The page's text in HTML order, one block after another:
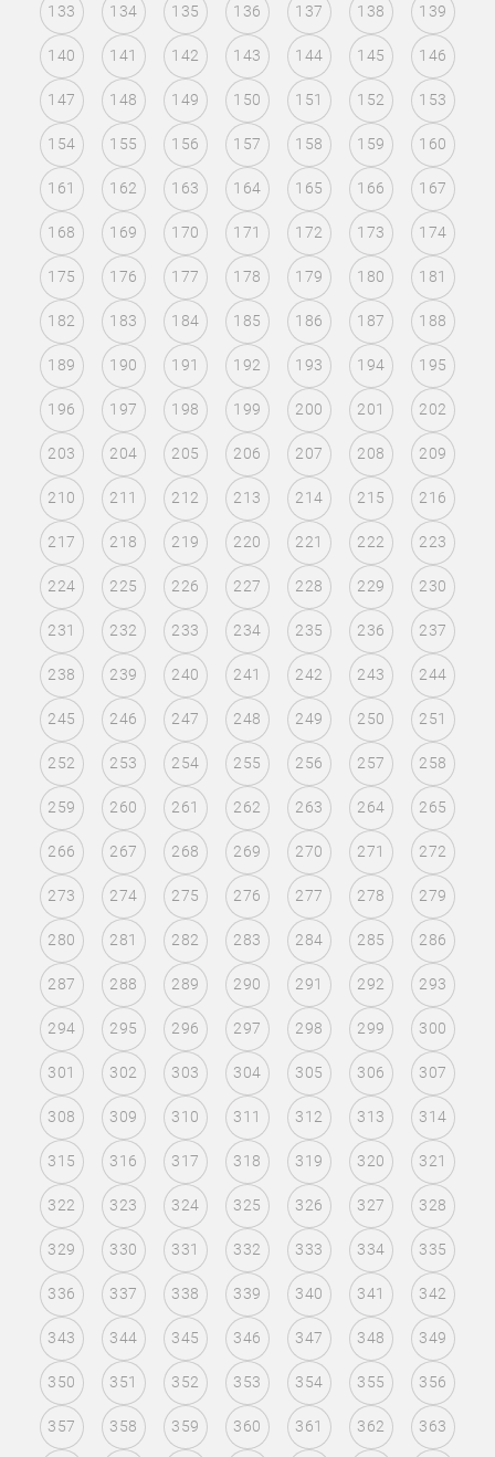
133 134 135 136 137 138 139
140 141 142 143 144 145 146
147 148 149 150 151 152 153
154 155 156 157 158 159 160
161 162 163 164 165 166 167
168 169 170 171 172 173 174
175 176 177 178 179 180 181
182 183 184 185 186 187 188
189 190 191 192 193 194 195
196 197 198 199 200 201 202
203 204 205 206 207 208 209
210 211 212 213 214 215 216
217 218 219 220 221 222 223
224 225 226 227 228 229 230
231 232 233 234 235 236 237
238 239 240 241 242 243 244
245 246 247 248 249 250 251
252 253 254 255 256 257 258
259 260 261 262 263 264 265
266 267 268 269 270 271 272
273 274 275 276 277 278 279
280 281 282 283 284 285 286
287 288 289 290 291 292 293
294 295 296 297 298 299 300
301 302 303 304 305 306 307
308 309 310 311 312 313 314
315 316 317 318 319 320 321
322 323 324 325 326 327 328
329 330 331 332 333 334 335
336 337 338 339 340 341 342
343 344 345 346 347 348 349
350 351 352 353 354 355 356
357 358 359 360 361 362 363